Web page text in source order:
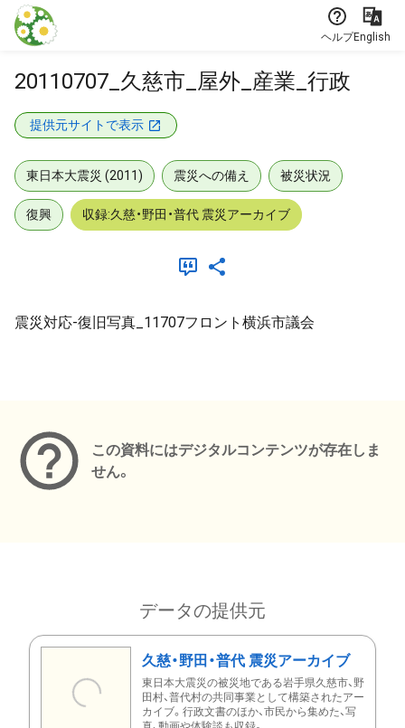
本文に飛ぶ
ヘルプEnglish
20110707_久慈市_屋外_産業_行政
提供元サイトで表示
東日本大震災 (2011) 震災への備え 被災状況
復興 収録:久慈・野田・普代 震災アーカイブ
震災対応-復旧写真_11707フロント横浜市議会
この資料にはデジタルコンテンツが存在しま
せん。
データの提供元
久慈・野田・普代 震災アーカイブ
東日本大震災の被災地である岩手県久慈市、野
田村、普代村の共同事業として構築されたアー
カイブ。行政文書のほか、市民から集めた、写